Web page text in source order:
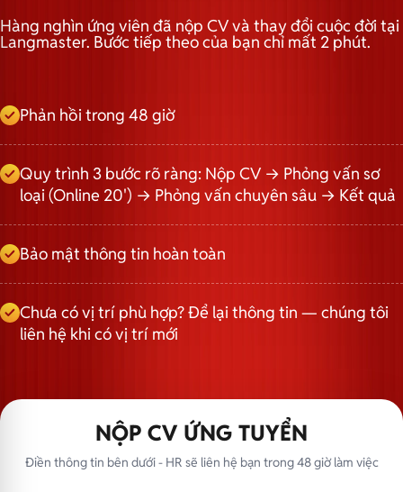
Hàng nghìn ứng viên đã nộp CV và thay đổi cuộc đời tại
Langmaster. Bước tiếp theo của bạn chỉ mất 2 phút.
Phản hồi trong 48 giờ
Quy trình 3 bước rõ ràng: Nộp CV → Phỏng vấn sơ
loại (Online 20') → Phỏng vấn chuyên sâu → Kết quả
Bảo mật thông tin hoàn toàn
Chưa có vị trí phù hợp? Để lại thông tin — chúng tôi
liên hệ khi có vị trí mới
NỘP CV ỨNG TUYỂN
Điền thông tin bên dưới - HR sẽ liên hệ bạn trong 48 giờ làm việc